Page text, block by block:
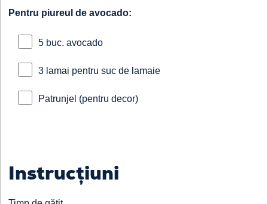
Pentru piureul de avocado:
5 buc. avocado
3 lamai pentru suc de lamaie
Patrunjel (pentru decor)
Instrucțiuni